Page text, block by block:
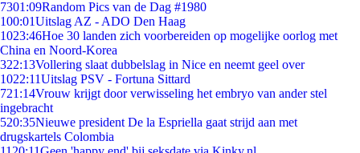
7301:09Random Pics van de Dag #1980
100:01Uitslag AZ - ADO Den Haag
1023:46Hoe 30 landen zich voorbereiden op mogelijke oorlog met
China en Noord-Korea
322:13Vollering slaat dubbelslag in Nice en neemt geel over
1022:11Uitslag PSV - Fortuna Sittard
721:14Vrouw krijgt door verwisseling het embryo van ander stel
ingebracht
520:35Nieuwe president De la Espriella gaat strijd aan met
drugskartels Colombia